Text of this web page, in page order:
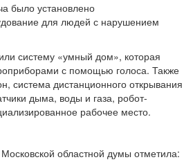
было установлено
для людей с нарушением
систему «умный дом», которая
с помощью голоса. Также
система дистанционного открывания
дыма, воды и газа, робот-
рабочее место.
областной думы отметила: